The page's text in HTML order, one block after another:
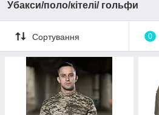
Убакси/поло/кітелі/ гольфи
Сортування 0